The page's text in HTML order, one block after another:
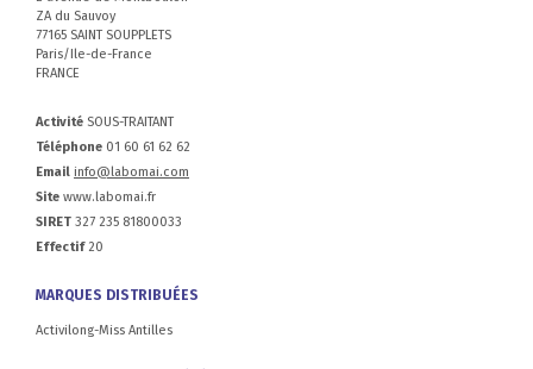
ZA du Sauvoy
77165 SAINT SOUPPLETS
Paris/Ile-de-France
FRANCE
Activité SOUS-TRAITANT
Téléphone 01 60 61 62 62
Email info@labomai.com
Site www.labomai.fr
SIRET 327 235 81800033
Effectif20
MARQUES DISTRIBUÉES
Activilong-Miss Antilles